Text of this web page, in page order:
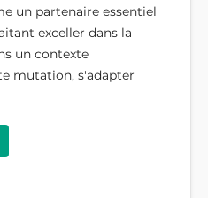
un partenaire essentiel
exceller dans la
un contexte
mutation, s'adapter